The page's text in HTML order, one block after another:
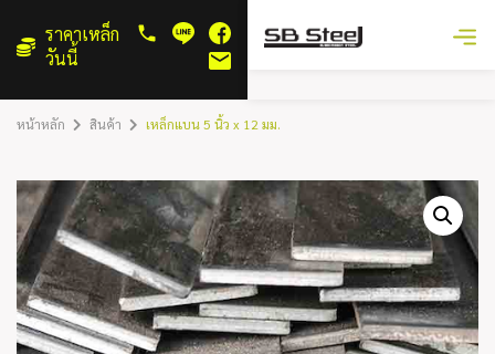
ราคาเหล็ก
วันนี้
หน้าหลัก สินค้า เหล็กแบน 5 นิ้ว x 12 มม.